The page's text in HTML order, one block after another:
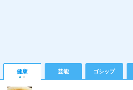
健康 芸能 ゴシップ